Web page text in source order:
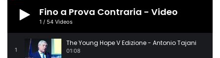
Fino a Prova Contraria - Video
1 / 54 Videos
1
The Young Hope V Edizione - Antonio Tajani
01:08